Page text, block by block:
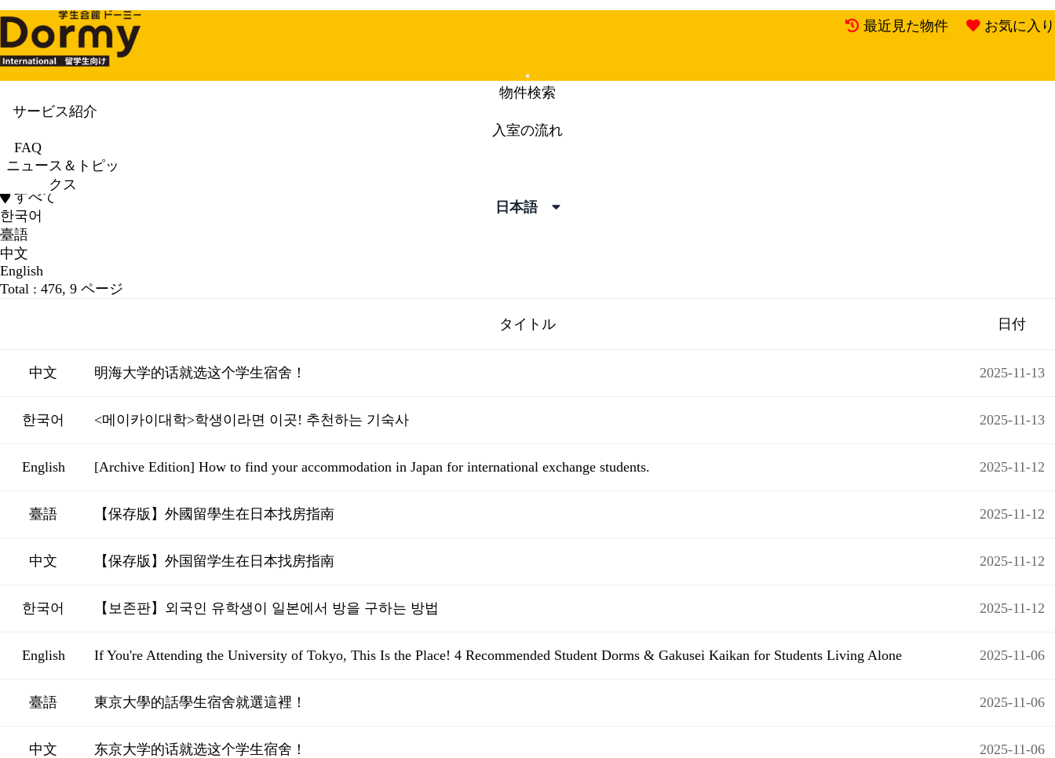
最近見た物件 お気に入り
Mobile
Menu
物件検索
サービス紹介
入室の流れ
FAQ
ニュース＆トピッ
クス
日本語
ニュース＆トピックス
ニュース＆トピックス カテゴリー
すべて
한국어
臺語
中文
English
Total : 476, 9 ページ
タイトル 日付
中文 明海大学的话就选这个学生宿舍！ 2025-11-13
한국어 <메이카이대학>학생이라면 이곳! 추천하는 기숙사 2025-11-13
English [Archive Edition] How to find your accommodation in Japan for international exchange students. 2025-11-12
臺語 【保存版】外國留學生在日本找房指南 2025-11-12
中文 【保存版】外国留学生在日本找房指南 2025-11-12
한국어 【보존판】외국인 유학생이 일본에서 방을 구하는 방법 2025-11-12
English If You're Attending the University of Tokyo, This Is the Place! 4 Recommended Student Dorms & Gakusei Kaikan for Students Living Alone 2025-11-06
臺語 東京大學的話學生宿舍就選這裡！ 2025-11-06
中文 东京大学的话就选这个学生宿舍！ 2025-11-06